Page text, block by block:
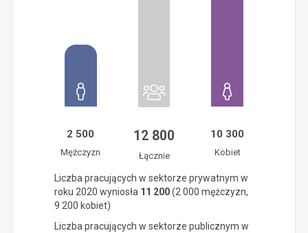
2 500
Mężczyzn
12 800
Łącznie
10 300
Kobiet
Liczba pracujących w sektorze prywatnym w
roku 2020 wyniosła 11 200(2 000 mężczyzn,
9 200 kobiet)
Liczba pracujących w sektorze publicznym w